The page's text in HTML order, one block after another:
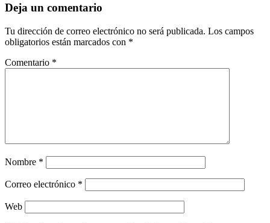
Deja un comentario
Tu dirección de correo electrónico no será publicada. Los campos
obligatorios están marcados con *
Comentario *
Nombre *
Correo electrónico *
Web